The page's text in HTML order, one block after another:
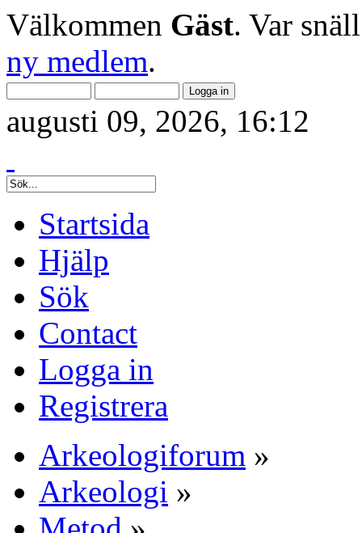
Välkommen Gäst. Var
ny medlem.
augusti 09, 2026, 16:12
Startsida
Hjälp
Sök
Contact
Logga in
Registrera
Arkeologiforum »
Arkeologi »